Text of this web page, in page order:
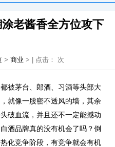
老酱香全方位攻下
> 商业 > | 点击： 次
被茅台、郎酒、习酒等头部大
就像一股密不透风的墙，其余
破血流，并且还不一定能撼动
酒品牌真的没有机会了吗？倒
化竞争阶段，有竞争就会有机